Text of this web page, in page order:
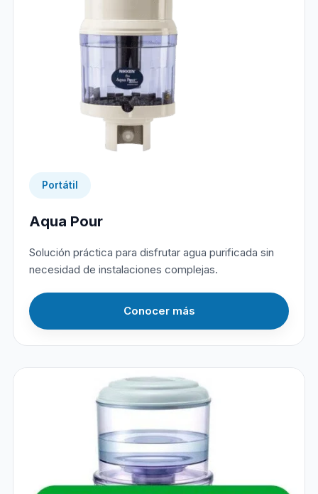
Portátil
Aqua Pour
Solución práctica para disfrutar agua purificada sin
necesidad de instalaciones complejas.
Conocer más